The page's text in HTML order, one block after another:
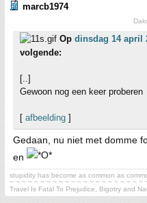
marcb1974
Op dinsdag 14 april
volgende:
[..]
Gewoon nog een keer proberen
[ afbeelding ]
Gedaan, nu niet met domme
en
stupidity has become as common as
~ ~ ~ ~ ~ ~ ~ ~ ~ ~ ~ ~ ~ ~ ~ ~ ~ ~ ~ ~ ~ ~
Travel Is Fatal To Prejudice, Bigotry and